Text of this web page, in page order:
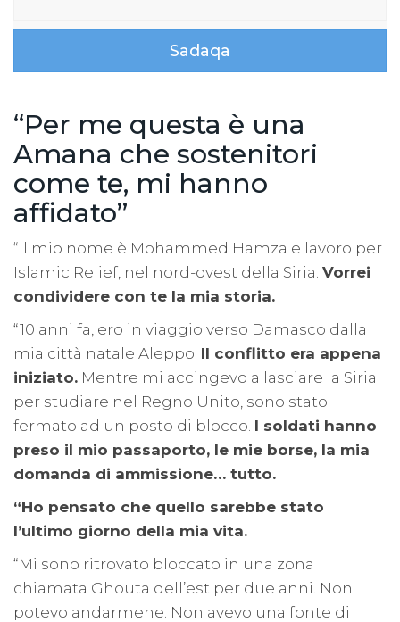
Sadaqa
“Per me questa è una
Amana che sostenitori
come te, mi hanno
affidato”
“Il mio nome è Mohammed Hamza e lavoro per
Islamic Relief, nel nord-ovest della Siria. Vorrei
condividere con te la mia storia.
“10 anni fa, ero in viaggio verso Damasco dalla
mia città natale Aleppo. Il conflitto era appena
iniziato. Mentre mi accingevo a lasciare la Siria
per studiare nel Regno Unito, sono stato
fermato ad un posto di blocco. I soldati hanno
preso il mio passaporto, le mie borse, la mia
domanda di ammissione… tutto.
“Ho pensato che quello sarebbe stato
l’ultimo giorno della mia vita.
“Mi sono ritrovato bloccato in una zona
chiamata Ghouta dell’est per due anni. Non
potevo andarmene. Non avevo una fonte di